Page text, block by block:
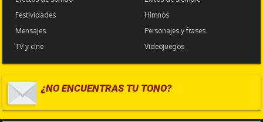
Festividades
Himnos
Mensajes
Personajes y frases
TV y cine
Videojuegos
¿NO ENCUENTRAS TU TONO?